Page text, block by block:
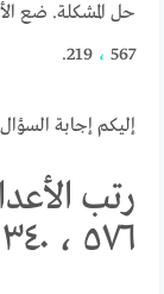
حل المشكلة. ضع
567 ، 219.
إليكم إجابة
رتب
٥٧٦ ، ٣٤٠ ، ٣٩٥ ، ٥٦٧ ، ٢١٩